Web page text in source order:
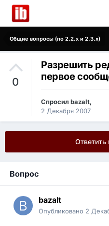
Общие вопросы (по 2.2.x и 2.3.x)
0
Разрешить
первое
Спросил bazalt,
2 Декабря 2007
Ответить
Вопрос
bazalt
Опубликовано 2